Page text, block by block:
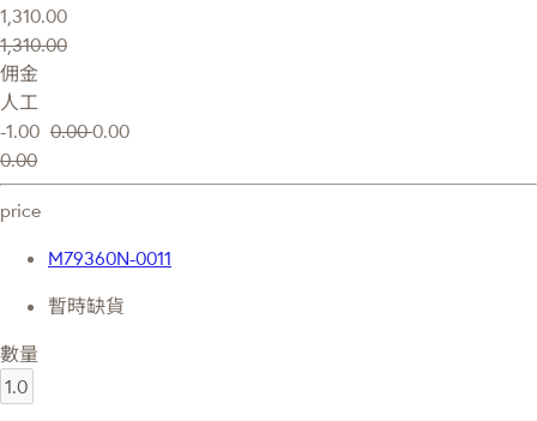
1,310.00
1,310.00
佣金
人工
-1.00 0.000.00
0.00
price
M79360N-0011
暫時缺貨
數量